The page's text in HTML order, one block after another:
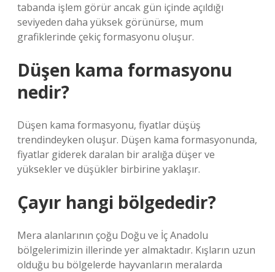
tabanda işlem görür ancak gün içinde açıldığı
seviyeden daha yüksek görünürse, mum
grafiklerinde çekiç formasyonu oluşur.
Düşen kama formasyonu
nedir?
Düşen kama formasyonu, fiyatlar düşüş
trendindeyken oluşur. Düşen kama formasyonunda,
fiyatlar giderek daralan bir aralığa düşer ve
yüksekler ve düşükler birbirine yaklaşır.
Çayır hangi bölgededir?
Mera alanlarının çoğu Doğu ve İç Anadolu
bölgelerimizin illerinde yer almaktadır. Kışların uzun
olduğu bu bölgelerde hayvanların meralarda